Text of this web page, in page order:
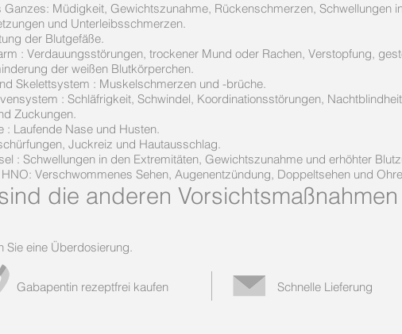
Ganzes: Müdigkeit, Gewichtszunahme, Rückenschmerzen, Schwellungen
und Unterleibsschmerzen.
der Blutgefäße.
: Verdauungsstörungen, trockener Mund oder Rachen, Verstopfung,
der weißen Blutkörperchen.
Skelettsystem : Muskelschmerzen und -brüche.
: Schläfrigkeit, Schwindel, Koordinationsstörungen,
Zuckungen.
: Laufende Nase und Husten.
Juckreiz und Hautausschlag.
: Schwellungen in den Extremitäten, Gewichtszunahme und erhöhter
Verschwommenes Sehen, Augenentzündung, Doppeltsehen und
die anderen
Sie eine Überdosierung.
Gabapentin rezeptfrei kaufen Schnelle Lieferung